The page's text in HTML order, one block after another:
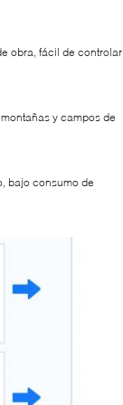
obra, fácil de controlar
y campos de
bajo consumo de